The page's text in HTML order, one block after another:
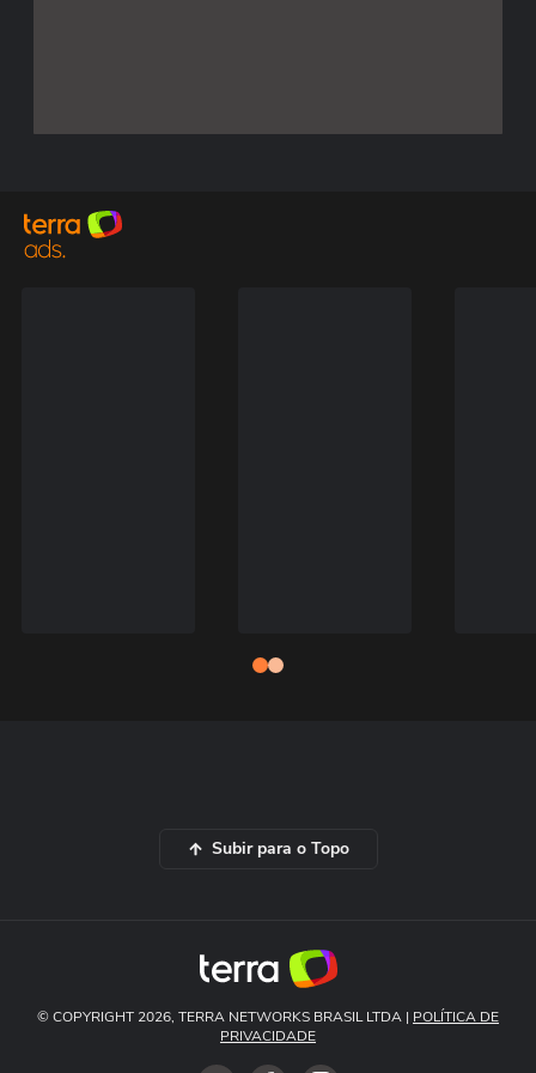
Subir para o Topo
© COPYRIGHT 2026, TERRA NETWORKS BRASIL LTDA | POLÍTICA DE
PRIVACIDADE